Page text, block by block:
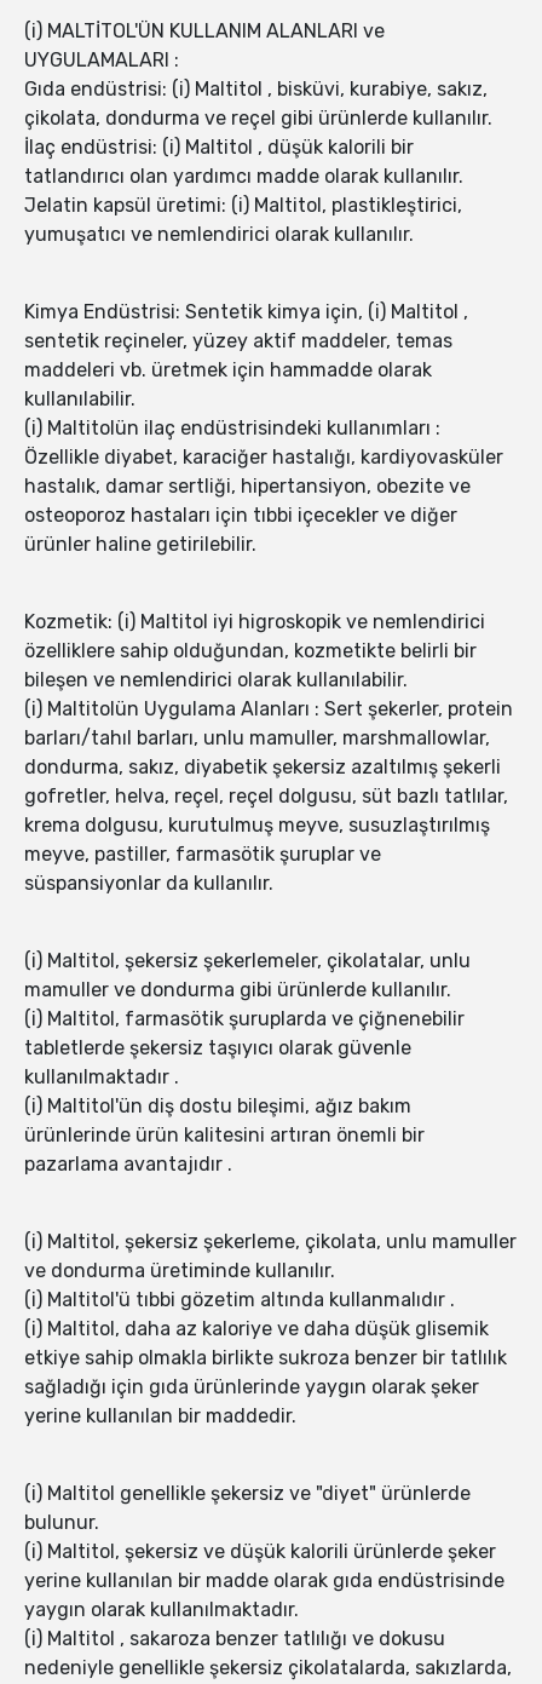
(i) MALTİTOL'ÜN KULLANIM ALANLARI ve
UYGULAMALARI :
Gıda endüstrisi: (i) Maltitol , bisküvi, kurabiye, sakız,
çikolata, dondurma ve reçel gibi ürünlerde kullanılır.
İlaç endüstrisi: (i) Maltitol , düşük kalorili bir
tatlandırıcı olan yardımcı madde olarak kullanılır.
Jelatin kapsül üretimi: (i) Maltitol, plastikleştirici,
yumuşatıcı ve nemlendirici olarak kullanılır.
Kimya Endüstrisi: Sentetik kimya için, (i) Maltitol ,
sentetik reçineler, yüzey aktif maddeler, temas
maddeleri vb. üretmek için hammadde olarak
kullanılabilir.
(i) Maltitolün ilaç endüstrisindeki kullanımları :
Özellikle diyabet, karaciğer hastalığı, kardiyovasküler
hastalık, damar sertliği, hipertansiyon, obezite ve
osteoporoz hastaları için tıbbi içecekler ve diğer
ürünler haline getirilebilir.
Kozmetik: (i) Maltitol iyi higroskopik ve nemlendirici
özelliklere sahip olduğundan, kozmetikte belirli bir
bileşen ve nemlendirici olarak kullanılabilir.
(i) Maltitolün Uygulama Alanları : Sert şekerler, protein
barları/tahıl barları, unlu mamuller, marshmallowlar,
dondurma, sakız, diyabetik şekersiz azaltılmış şekerli
gofretler, helva, reçel, reçel dolgusu, süt bazlı tatlılar,
krema dolgusu, kurutulmuş meyve, susuzlaştırılmış
meyve, pastiller, farmasötik şuruplar ve
süspansiyonlar da kullanılır.
(i) Maltitol, şekersiz şekerlemeler, çikolatalar, unlu
mamuller ve dondurma gibi ürünlerde kullanılır.
(i) Maltitol, farmasötik şuruplarda ve çiğnenebilir
tabletlerde şekersiz taşıyıcı olarak güvenle
kullanılmaktadır .
(i) Maltitol'ün diş dostu bileşimi, ağız bakım
ürünlerinde ürün kalitesini artıran önemli bir
pazarlama avantajıdır .
(i) Maltitol, şekersiz şekerleme, çikolata, unlu mamuller
ve dondurma üretiminde kullanılır.
(i) Maltitol'ü tıbbi gözetim altında kullanmalıdır .
(i) Maltitol, daha az kaloriye ve daha düşük glisemik
etkiye sahip olmakla birlikte sukroza benzer bir tatlılık
sağladığı için gıda ürünlerinde yaygın olarak şeker
yerine kullanılan bir maddedir.
(i) Maltitol genellikle şekersiz ve "diyet" ürünlerde
bulunur.
(i) Maltitol, şekersiz ve düşük kalorili ürünlerde şeker
yerine kullanılan bir madde olarak gıda endüstrisinde
yaygın olarak kullanılmaktadır.
(i) Maltitol , sakaroza benzer tatlılığı ve dokusu
nedeniyle genellikle şekersiz çikolatalarda, sakızlarda,